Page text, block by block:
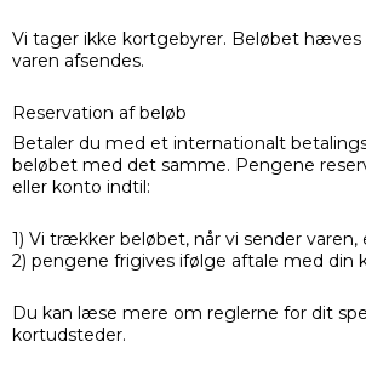
Vi tager ikke kortgebyrer. Beløbet hæves
varen afsendes.
Reservation af beløb
Betaler du med et internationalt
beløbet med det samme. Pengene
eller konto indtil:
1) Vi trækker beløbet, når vi sender varen,
2) pengene frigives ifølge aftale med din
Du kan læse mere om reglerne for dit
kortudsteder.